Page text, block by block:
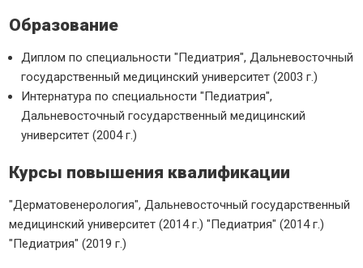
Образование
Диплом по специальности "Педиатрия", Дальневосточный
государственный медицинский университет (2003 г.)
Интернатура по специальности "Педиатрия",
Дальневосточный государственный медицинский
университет (2004 г.)
Курсы повышения квалификации
"Дерматовенерология", Дальневосточный государственный
медицинский университет (2014 г.) "Педиатрия" (2014 г.)
"Педиатрия" (2019 г.)